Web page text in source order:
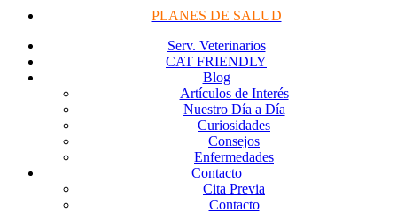
PLANES DE SALUD
Serv. Veterinarios
CAT FRIENDLY
Blog
Artículos de Interés
Nuestro Día a Día
Curiosidades
Consejos
Enfermedades
Contacto
Cita Previa
Contacto